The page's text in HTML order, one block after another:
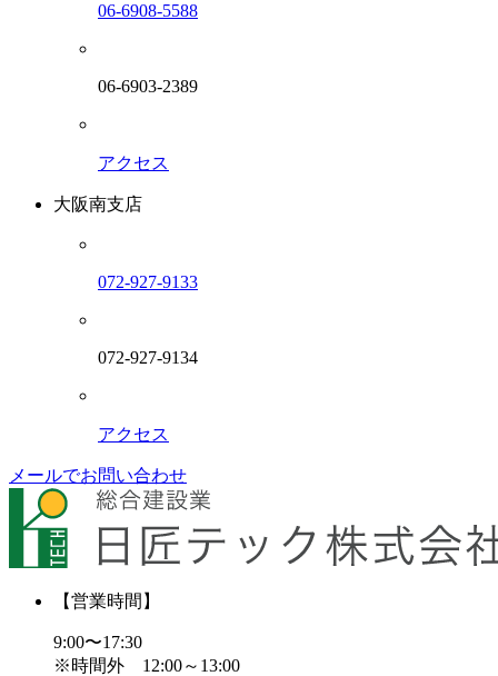
06-6908-5588
06-6903-2389
アクセス
大阪南支店
072-927-9133
072-927-9134
アクセス
メールでお問い合わせ
【営業時間】
9:00〜17:30
※時間外 12:00～13:00